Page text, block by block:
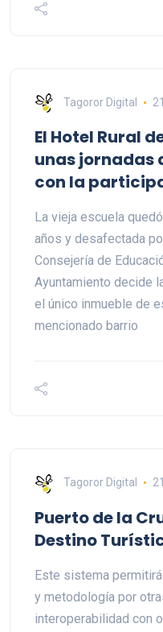
Tagoror Digital
El Hotel Rural
unas jornadas
con la
La vieja escuela
años y desafectada
Consejería de
Ayuntamiento decide
el único inmueble de
mencionado barrio
Tagoror Digital
Puerto de la
Destino
Este sistema
y metodología por
interoperabilidad con